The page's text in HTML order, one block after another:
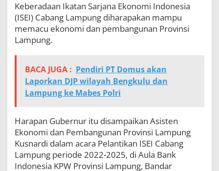
Keberadaan Ikatan Sarjana Ekonomi Indonesia
(ISEI) Cabang Lampung diharapakan mampu
memacu ekonomi dan pembangunan Provinsi
Lampung.
BACA JUGA : Pendiri PT Domus akan
Laporkan DJP wilayah Bengkulu dan
Lampung ke Mabes Polri
Harapan Gubernur itu disampaikan Asisten
Ekonomi dan Pembangunan Provinsi Lampung
Kusnardi dalam acara Pelantikan ISEI Cabang
Lampung periode 2022-2025, di Aula Bank
Indonesia KPW Provinsi Lampung, Bandar